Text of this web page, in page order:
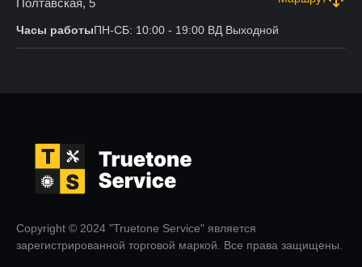
Полтавская, 5
Часы работыПН-СБ: 10:00 - 19:00 ВД Выходной
Copyright © 2024 "Truetone Service" является
зарегистрированной торговой маркой. Все права защищены.